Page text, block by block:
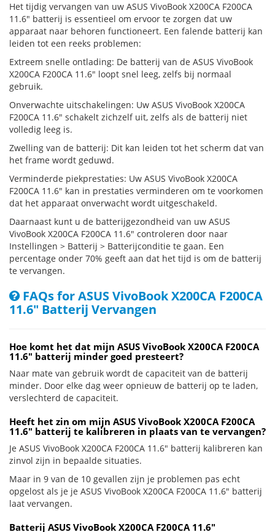
Het tijdig vervangen van uw ASUS VivoBook X200CA F200CA
11.6" batterij is essentieel om ervoor te zorgen dat uw
apparaat naar behoren functioneert. Een falende batterij kan
leiden tot een reeks problemen:
Extreem snelle ontlading: De batterij van de ASUS VivoBook
X200CA F200CA 11.6" loopt snel leeg, zelfs bij normaal
gebruik.
Onverwachte uitschakelingen: Uw ASUS VivoBook X200CA
F200CA 11.6" schakelt zichzelf uit, zelfs als de batterij niet
volledig leeg is.
Zwelling van de batterij: Dit kan leiden tot het scherm dat van
het frame wordt geduwd.
Verminderde piekprestaties: Uw ASUS VivoBook X200CA
F200CA 11.6" kan in prestaties verminderen om te voorkomen
dat het apparaat onverwacht wordt uitgeschakeld.
Daarnaast kunt u de batterijgezondheid van uw ASUS
VivoBook X200CA F200CA 11.6" controleren door naar
Instellingen > Batterij > Batterijconditie te gaan. Een
percentage onder 70% geeft aan dat het tijd is om de batterij
te vervangen.
FAQs for ASUS VivoBook X200CA F200CA
11.6" Batterij Vervangen
Hoe komt het dat mijn ASUS VivoBook X200CA F200CA
11.6" batterij minder goed presteert?
Naar mate van gebruik wordt de capaciteit van de batterij
minder. Door elke dag weer opnieuw de batterij op te laden,
verslechterd de capaciteit.
Heeft het zin om mijn ASUS VivoBook X200CA F200CA
11.6" batterij te kalibreren in plaats van te vervangen?
Je ASUS VivoBook X200CA F200CA 11.6" batterij kalibreren kan
zinvol zijn in bepaalde situaties.
Maar in 9 van de 10 gevallen zijn je problemen pas echt
opgelost als je je ASUS VivoBook X200CA F200CA 11.6" batterij
laat vervangen.
Batterij ASUS VivoBook X200CA F200CA 11.6"